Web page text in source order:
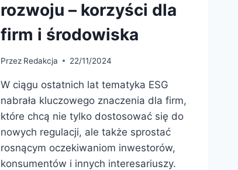
rozwoju – korzyści dla
firm i środowiska
Przez Redakcja 22/11/2024
W ciągu ostatnich lat tematyka ESG
nabrała kluczowego znaczenia dla firm,
które chcą nie tylko dostosować się do
nowych regulacji, ale także sprostać
rosnącym oczekiwaniom inwestorów,
konsumentów i innych interesariuszy.